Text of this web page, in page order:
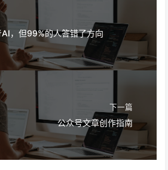
，但99%的人答错了方向
下一篇
公众号文章创作指南